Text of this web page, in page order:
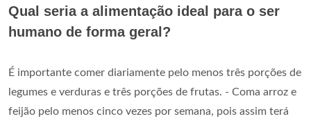
Qual seria a alimentação ideal para o ser
humano de forma geral?
É importante comer diariamente pelo menos três porções de
legumes e verduras e três porções de frutas. - Coma arroz e
feijão pelo menos cinco vezes por semana, pois assim terá